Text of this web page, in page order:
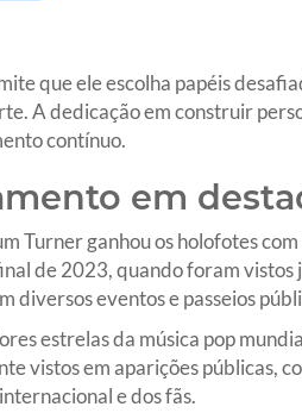
que ele escolha papéis
A dedicação em construir
contínuo.
em
Turner ganhou os holofotes
de 2023, quando foram
diversos eventos e passeios
estrelas da música pop
vistos em aparições públicas,
e dos fãs.